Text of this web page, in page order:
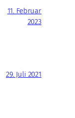
11. Februar
2023
29. Juli 2021